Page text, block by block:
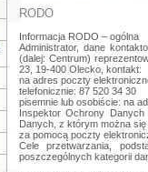
RODO
Informacja RODO – ogólna
Administrator, dane
(dalej: Centrum)
23, 19-400 Olecko, kontakt:
na adres poczty
telefonicznie: 87 520 34 30
pisemnie lub osobiście: na
Inspektor Ochrony
Danych, z którym można
za pomocą poczty
Cele przetwarzania,
poszczególnych kategorii